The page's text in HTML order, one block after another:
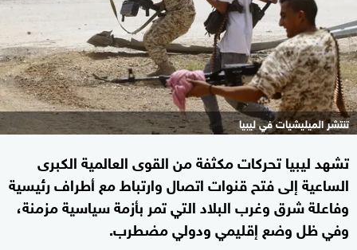
تنتشر الميليشيات في ليبيا
تشهد ليبيا تحركات مكثفة من القوى العالمية الكبرى
الساعية إلى فتح قنوات اتصال وارتباط مع أطراف رئيسية
وفاعلة شرق وغرب البلاد التي تمر بأزمة سياسية مزمنة،
وفي ظل وضع إقليمي ودولي مضطرب.